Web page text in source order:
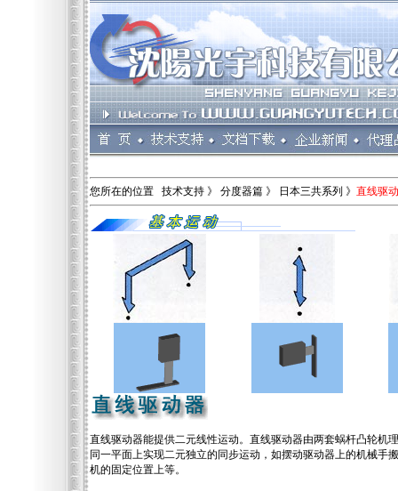
您所在的位置 技术支持 》 分度器篇 》 日本三共系列 》 直线驱
直线驱动器能提供二元线性运动。直线驱动器由两套蜗杆凸轮机
同一平面上实现二元独立的同步运动，如摆动驱动器上的机械手
机的固定位置上等。